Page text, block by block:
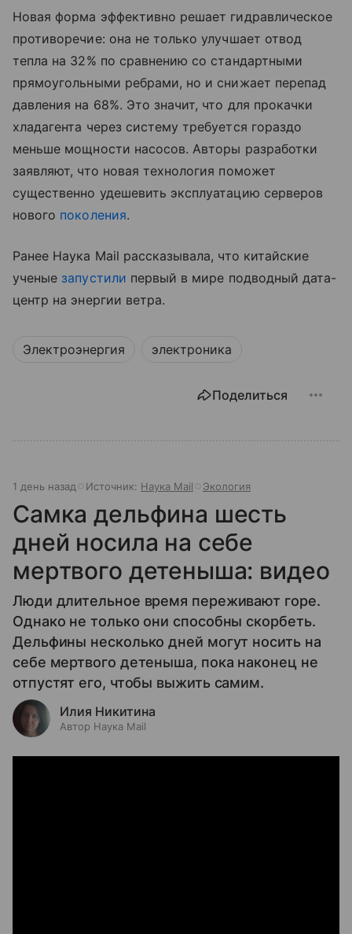
Новая форма эффективно решает гидравлическое
противоречие: она не только улучшает отвод
тепла на 32% по сравнению со стандартными
прямоугольными ребрами, но и снижает перепад
давления на 68%. Это значит, что для прокачки
хладагента через систему требуется гораздо
меньше мощности насосов. Авторы разработки
заявляют, что новая технология поможет
существенно удешевить эксплуатацию серверов
нового поколения.
Ранее Наука Mail рассказывала, что китайские
ученые запустили первый в мире подводный дата-
центр на энергии ветра.
Электроэнергия электроника
Поделиться
1 день назад Источник: Наука Mail Экология
Самка дельфина шесть
дней носила на себе
мертвого детеныша: видео
Люди длительное время переживают горе.
Однако не только они способны скорбеть.
Дельфины несколько дней могут носить на
себе мертвого детеныша, пока наконец не
отпустят его, чтобы выжить самим.
Илия Никитина
Автор Наука Mail